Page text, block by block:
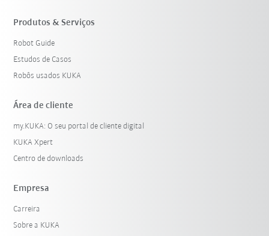
Produtos & Serviços
Robot Guide
Estudos de Casos
Robôs usados KUKA
Área de cliente
my.KUKA: O seu portal de cliente digital
KUKA Xpert
Centro de downloads
Empresa
Carreira
Sobre a KUKA